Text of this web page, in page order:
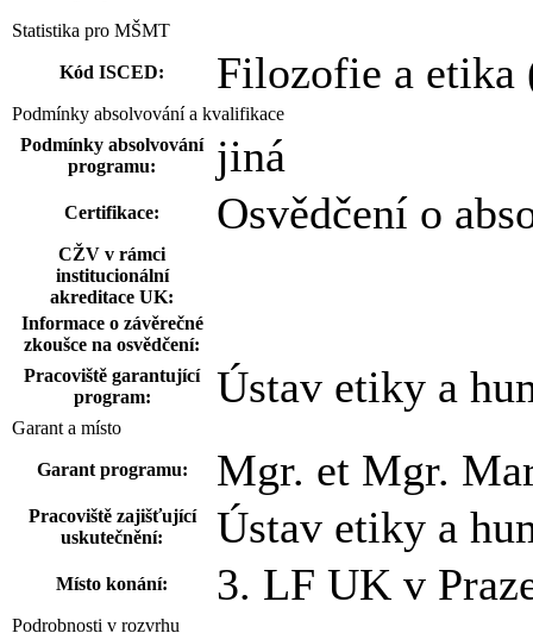
Statistika pro MŠMT
Kód ISCED: Filozofie a etika
Podmínky absolvování a kvalifikace
Podmínky absolvování
programu:
jiná
Certifikace: Osvědčení o
CŽV v rámci
institucionální
akreditace UK:
Informace o závěrečné
zkoušce na osvědčení:
Pracoviště garantující
program:
Ústav etiky a
Garant a místo
Garant programu: Mgr. et Mgr.
Pracoviště zajišťující
uskutečnění:
Ústav etiky a
Místo konání: 3. LF UK v
Podrobnosti v rozvrhu